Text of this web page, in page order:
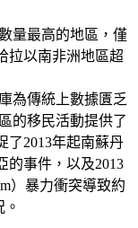
量最高的地區，僅
拉以南非洲地區超
為傳統上數據匱乏
的移民活動提供了
了2013年起南蘇丹
的事件，以及2013
）暴力衝突導致約